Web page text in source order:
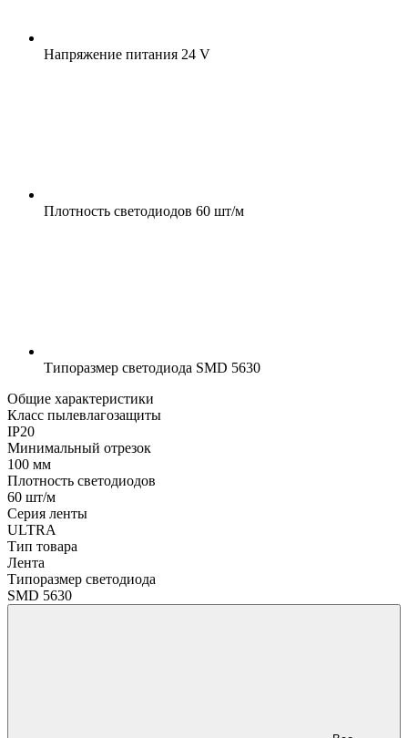
Напряжение питания 24 V
Плотность светодиодов 60 шт/м
Типоразмер светодиода SMD 5630
Общие характеристики
Класс пылевлагозащиты
IP20
Минимальный отрезок
100 мм
Плотность светодиодов
60 шт/м
Серия ленты
ULTRA
Тип товара
Лента
Типоразмер светодиода
SMD 5630